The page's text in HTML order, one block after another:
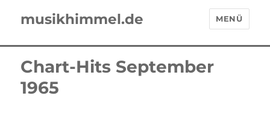
musikhimmel.de MENÜ
Chart-Hits September
1965